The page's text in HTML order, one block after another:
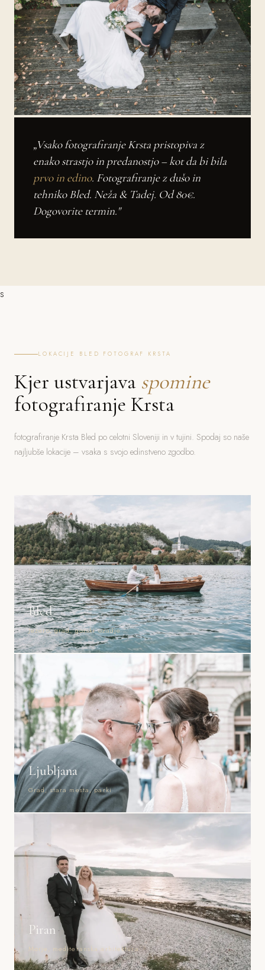
„Vsako fotografiranje Krsta pristopiva z
enako strastjo in predanostjo – kot da bi bila
prvo in edino. Fotografiranje z dušo in
tehniko Bled. Neža & Tadej. Od 80€.
Dogovorite termin."
s
LOKACIJE BLED FOTOGRAF KRSTA
Kjer ustvarjava spomine
fotografiranje Krsta
fotografiranje Krsta Bled po celotni Sloveniji in v tujini. Spodaj so naše
najljubše lokacije – vsaka s svojo edinstveno zgodbo.
Bled
Jezero, grad, gorski ozadje
Ljubljana
Grad, stara mesta, parki
Piran
Morje, mediteranska arhitektura